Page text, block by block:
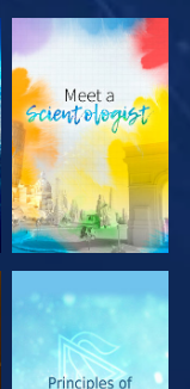
DÉCOUVRIR
LES SÉRIES